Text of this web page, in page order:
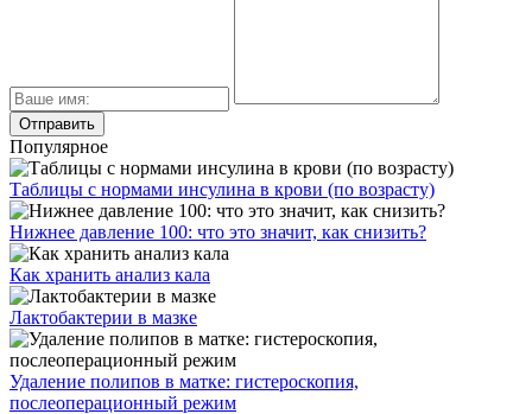
Популярное
Таблицы с нормами инсулина в крови (по возрасту)
Нижнее давление 100: что это значит, как снизить?
Как хранить анализ кала
Лактобактерии в мазке
Удаление полипов в матке: гистероскопия,
послеоперационный режим